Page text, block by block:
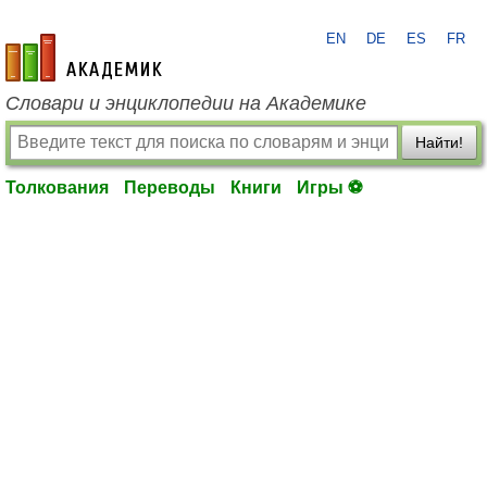
academic.ru
EN DE ES FR
Словари и энциклопедии на Академике
Найти!
Толкования Переводы Книги Игры ⚽